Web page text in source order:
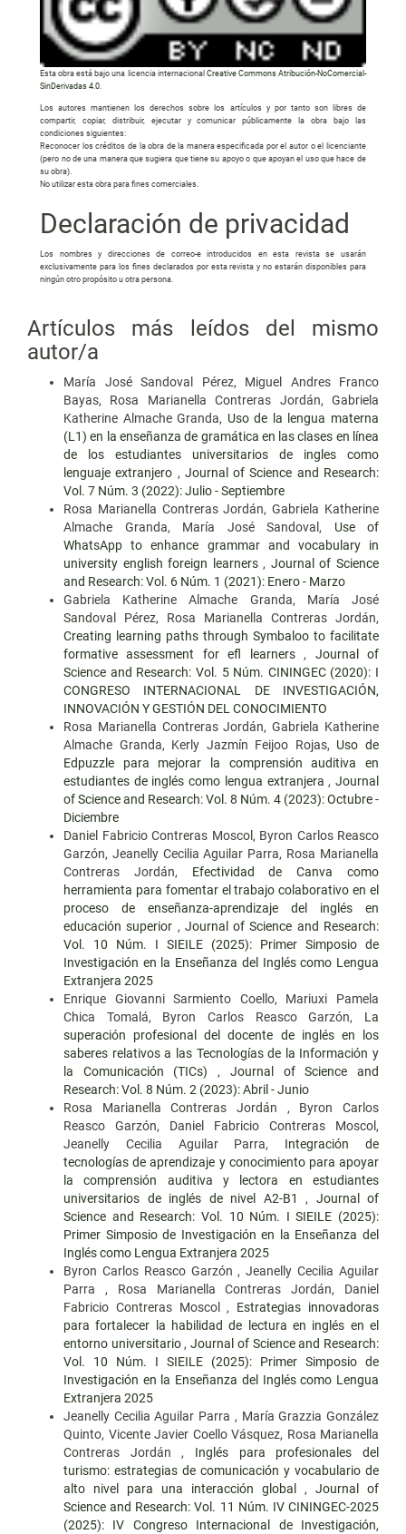
Esta obra está bajo una licencia internacionalCreative Commons Atribución-NoComercial-
SinDerivadas 4.0
Los autores mantienen los derechos sobre los artículos y por tanto son libres de
compartir, copiar, distribuir, ejecutar y comunicar públicamente la obra bajo las
condiciones siguientes:
Reconocer los créditos de la obra de la manera especificada por el autor o el licenciante
(pero no de una manera que sugiera que tiene su apoyo o que apoyan el uso que hace de
su obra).
No utilizar esta obra para fines comerciales.
Declaración de privacidad
Los nombres y direcciones de correo-e introducidos en esta revista se usarán
exclusivamente para los fines declarados por esta revista y no estarán disponibles para
ningún otro propósito u otra persona.
Artículos más leídos del mismo
autor/a
María José Sandoval Pérez, Miguel Andres Franco
Bayas, Rosa Marianella Contreras Jordán, Gabriela
Katherine Almache Granda, Uso de la lengua materna
(L1) en la enseñanza de gramática en las clases en línea
de los estudiantes universitarios de ingles como
lenguaje extranjero , Journal of Science and Research:
Vol. 7 Núm. 3 (2022): Julio - Septiembre
Rosa Marianella Contreras Jordán, Gabriela Katherine
Almache Granda, María José Sandoval, Use of
WhatsApp to enhance grammar and vocabulary in
university english foreign learners, Journal of Science
and Research: Vol. 6 Núm. 1 (2021): Enero - Marzo
Gabriela Katherine Almache Granda, María José
Sandoval Pérez, Rosa Marianella Contreras Jordán,
Creating learning paths through Symbaloo to facilitate
formative assessment for efl learners, Journal of
Science and Research: Vol. 5 Núm. CININGEC (2020): I
CONGRESO INTERNACIONAL DE INVESTIGACIÓN,
INNOVACIÓN Y GESTIÓN DEL CONOCIMIENTO
Rosa Marianella Contreras Jordán, Gabriela Katherine
Almache Granda, Kerly Jazmín Feijoo Rojas, Uso de
Edpuzzle para mejorar la comprensión auditiva en
estudiantes de inglés como lengua extranjera,Journal
of Science and Research: Vol. 8 Núm. 4 (2023): Octubre -
Diciembre
Daniel Fabricio Contreras Moscol, Byron Carlos Reasco
Garzón, Jeanelly Cecilia Aguilar Parra, Rosa Marianella
Contreras Jordán, Efectividad de Canva como
herramienta para fomentar el trabajo colaborativo en el
proceso de enseñanza-aprendizaje del inglés en
educación superior , Journal of Science and Research:
Vol. 10 Núm. I SIEILE (2025): Primer Simposio de
Investigación en la Enseñanza del Inglés como Lengua
Extranjera 2025
Enrique Giovanni Sarmiento Coello, Mariuxi Pamela
Chica Tomalá, Byron Carlos Reasco Garzón, La
superación profesional del docente de inglés en los
saberes relativos a las Tecnologías de la Información y
la Comunicación (TICs), Journal of Science and
Research: Vol. 8 Núm. 2 (2023): Abril - Junio
Rosa Marianella Contreras Jordán , Byron Carlos
Reasco Garzón, Daniel Fabricio Contreras Moscol,
Jeanelly Cecilia Aguilar Parra, Integración de
tecnologías de aprendizaje y conocimiento para apoyar
la comprensión auditiva y lectora en estudiantes
universitarios de inglés de nivel A2-B1 , Journal of
Science and Research: Vol. 10 Núm. I SIEILE (2025):
Primer Simposio de Investigación en la Enseñanza del
Inglés como Lengua Extranjera 2025
Byron Carlos Reasco Garzón , Jeanelly Cecilia Aguilar
Parra , Rosa Marianella Contreras Jordán, Daniel
Fabricio Contreras Moscol , Estrategias innovadoras
para fortalecer la habilidad de lectura en inglés en el
entorno universitario,Journal of Science and Research:
Vol. 10 Núm. I SIEILE (2025): Primer Simposio de
Investigación en la Enseñanza del Inglés como Lengua
Extranjera 2025
Jeanelly Cecilia Aguilar Parra , María Grazzia González
Quinto, Vicente Javier Coello Vásquez, Rosa Marianella
Contreras Jordán , Inglés para profesionales del
turismo: estrategias de comunicación y vocabulario de
alto nivel para una interacción global , Journal of
Science and Research: Vol. 11 Núm. IV CININGEC-2025
(2025): IV Congreso Internacional de Investigación,